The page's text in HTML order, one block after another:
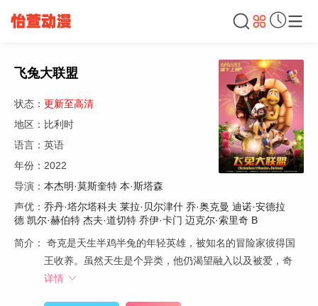
飞兔大联盟
状态： 更新至高清
地区：比利时
语言：英语
年份：2022
导演： 本杰明·莫斯奎特 本·斯塔森
声优： 乔丹·塔尔塔科夫 莱拉·贝尔津什 乔·奥克曼 迪诺·安德拉
德 凯尔·赫伯特 杰夫·道切特 乔伊·卡门 迈克尔·索里奇 B
简介：
奇克是天生半鸡半兔的年轻英雄，被知名的冒险家彼得国
王收养。虽然天生是个异类，他仍渴望融入以及被爱，奇
详情